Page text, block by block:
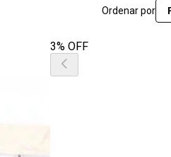
Ordenar por
3% OFF